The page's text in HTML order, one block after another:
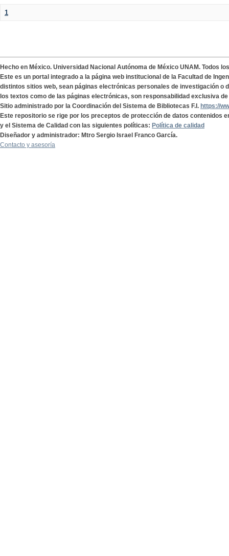
1
Hecho en México. Universidad Nacional Autónoma de México UNAM. Todos
Este es un portal integrado a la página web institucional de la Facultad de
distintos sitios web, sean páginas electrónicas personales de investigación o
los textos como de las páginas electrónicas, son responsabilidad exclusiva
Sitio administrado por la Coordinación del Sistema de Bibliotecas F.I. https://
Este repositorio se rige por los preceptos de protección de datos contenidos
y el Sistema de Calidad con las siguientes políticas: Política de calidad
Diseñador y administrador: Mtro Sergio Israel Franco García.
Contacto y asesoría